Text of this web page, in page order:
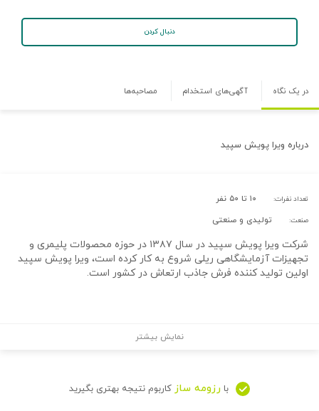
دنبال کردن
در یک نگاه آگهی‌های استخدام مصاحبه‌ها
درباره ویرا پویش سپید
تعداد نفرات: ۱۰ تا ۵۰ نفر
صنعت: تولیدی و صنعتی
شرکت ویرا پویش سپید در سال ۱۳۸۷ در حوزه محصولات پلیمری و
تجهیزات آزمایشگاهی ریلی شروع به کار کرده است، ویرا پویش سپید
اولین تولید کننده فرش جاذب ارتعاش در کشور است.
نمایش بیشتر
با رزومه ساز کاربوم نتیجه بهتری بگیرید